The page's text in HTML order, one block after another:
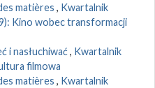
matières , Kwartalnik
Kino wobec transformacji
i nasłuchiwać, Kwartalnik
filmowa
matières , Kwartalnik